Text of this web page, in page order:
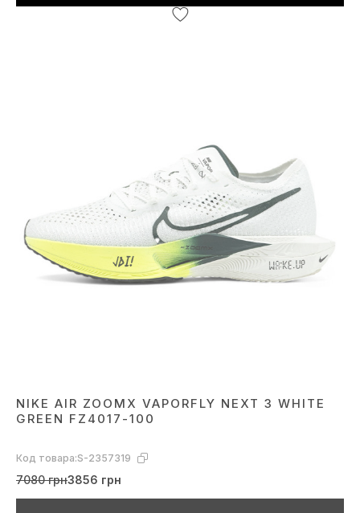
NIKE AIR ZOOMX VAPORFLY NEXT 3 WHITE
GREEN FZ4017-100
Код товара:S-2357319
7080 грн3856 грн